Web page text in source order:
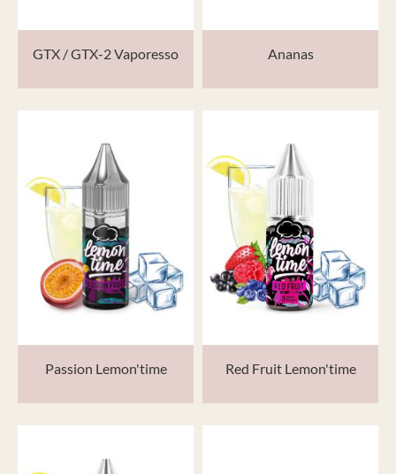
GTX / GTX-2 Vaporesso Ananas
Passion Lemon'time Red Fruit Lemon'time